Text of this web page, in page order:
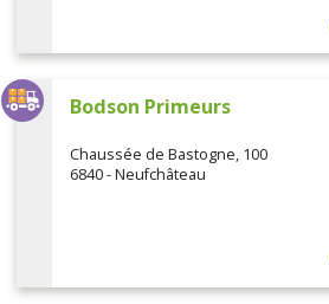
Bodson Primeurs
Chaussée de Bastogne, 100
6840 - Neufchâteau